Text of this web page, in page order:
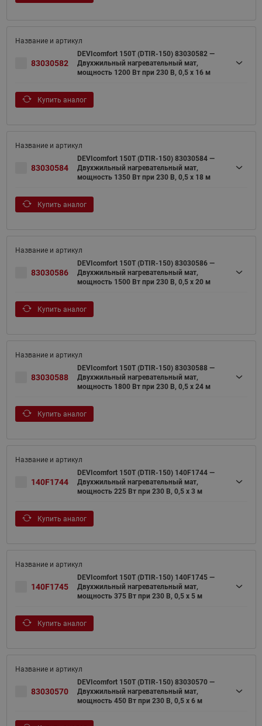
83030582
DEVIcomfort 150T (DTIR-150) 83030582 —
Двухжильный нагревательный мат,
мощность 1200 Вт при 230 В, 0,5 х 16 м
Купить аналог
83030584
DEVIcomfort 150T (DTIR-150) 83030584 —
Двухжильный нагревательный мат,
мощность 1350 Вт при 230 В, 0,5 х 18 м
Купить аналог
83030586
DEVIcomfort 150T (DTIR-150) 83030586 —
Двухжильный нагревательный мат,
мощность 1500 Вт при 230 В, 0,5 х 20 м
Купить аналог
83030588
DEVIcomfort 150T (DTIR-150) 83030588 —
Двухжильный нагревательный мат,
мощность 1800 Вт при 230 В, 0,5 х 24 м
Купить аналог
140F1744
DEVIcomfort 150T (DTIR-150) 140F1744 —
Двухжильный нагревательный мат,
мощность 225 Вт при 230 В, 0,5 х 3 м
Купить аналог
140F1745
DEVIcomfort 150T (DTIR-150) 140F1745 —
Двухжильный нагревательный мат,
мощность 375 Вт при 230 В, 0,5 х 5 м
Купить аналог
83030570
DEVIcomfort 150T (DTIR-150) 83030570 —
Двухжильный нагревательный мат,
мощность 450 Вт при 230 В, 0,5 х 6 м